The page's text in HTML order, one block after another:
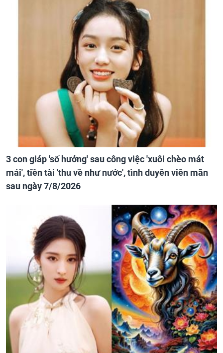
3 con giáp 'số hưởng' sau công việc 'xuôi chèo mát
mái', tiền tài 'thu về như nước', tình duyên viên mãn
sau ngày 7/8/2026